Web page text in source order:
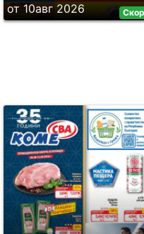
от 10авг 2026